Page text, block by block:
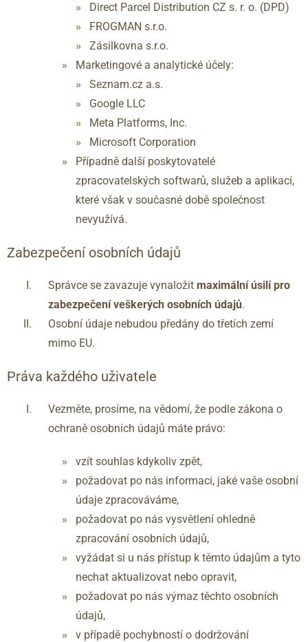
Direct Parcel Distribution CZ s. r. o. (DPD)
FROGMAN s.r.o.
Zásilkovna s.r.o.
Marketingové a analytické účely:
Seznam.cz a.s.
Google LLC
Meta Platforms, Inc.
Microsoft Corporation
Případně další poskytovatelé
zpracovatelských softwarů, služeb a aplikací,
které však v současné době společnost
nevyužívá.
Zabezpečení osobních údajů
Správce se zavazuje vynaložit maximální úsilí pro
zabezpečení veškerých osobních údajů.
Osobní údaje nebudou předány do třetích zemí
mimo EU.
Práva každého uživatele
Vezměte, prosíme, na vědomí, že podle zákona o
ochraně osobních údajů máte právo:
vzít souhlas kdykoliv zpět,
požadovat po nás informaci, jaké vaše osobní
údaje zpracováváme,
požadovat po nás vysvětlení ohledně
zpracování osobních údajů,
vyžádat si u nás přístup k těmto údajům a tyto
nechat aktualizovat nebo opravit,
požadovat po nás výmaz těchto osobních
údajů,
v případě pochybností o dodržování